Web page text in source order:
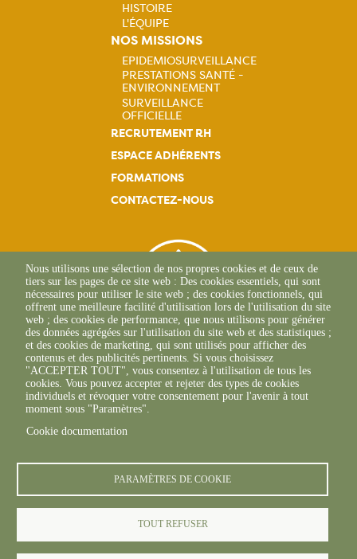
Nous utilisons une sélection de nos propres cookies et de ceux de
tiers sur les pages de ce site web : Des cookies essentiels, qui sont
nécessaires pour utiliser le site web ; des cookies fonctionnels, qui
offrent une meilleure facilité d'utilisation lors de l'utilisation du site
web ; des cookies de performance, que nous utilisons pour générer
des données agrégées sur l'utilisation du site web et des statistiques ;
et des cookies de marketing, qui sont utilisés pour afficher des
contenus et des publicités pertinents. Si vous choisissez
"ACCEPTER TOUT", vous consentez à l'utilisation de tous les
cookies. Vous pouvez accepter et rejeter des types de cookies
individuels et révoquer votre consentement pour l'avenir à tout
moment sous "Paramètres".
Cookie documentation
PARAMÈTRES DE COOKIE
TOUT REFUSER
Navigation
principale
HISTOIRE
L'ÉQUIPE
NOS MISSIONS
Navigation
principale
EPIDEMIOSURVEILLANCE
PRESTATIONS SANTÉ -
ENVIRONNEMENT
SURVEILLANCE
OFFICIELLE
RECRUTEMENT RH
ESPACE ADHÉRENTS
FORMATIONS
CONTACTEZ-NOUS
L'Osteria
20117 CAURO
+33 04 95 26 68 81